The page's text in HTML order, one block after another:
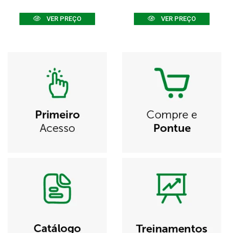
VER PREÇO VER PREÇO